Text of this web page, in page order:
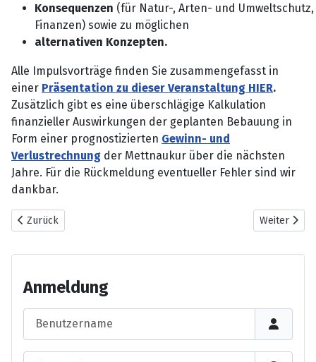
Konsequenzen (für Natur-, Arten- und
Finanzen) sowie zu möglichen
alternativen Konzepten.
Alle Impulsvorträge finden Sie zusammengefasst in
einer Präsentation zu dieser Veranstaltung HIER.
Zusätzlich gibt es eine überschlägige Kalkulation
finanzieller Auswirkungen der geplanten Bebauung in
Form einer prognostizierten Gewinn- und
Verlustrechnung der Mettnaukur über die nächsten
Jahre. Für die Rückmeldung eventueller Fehler sind wir
dankbar.
Vorheriger Beitrag: Ergebnisse Informationsveranstaltung
Zurück Nächster
Weiter
Anmeldung